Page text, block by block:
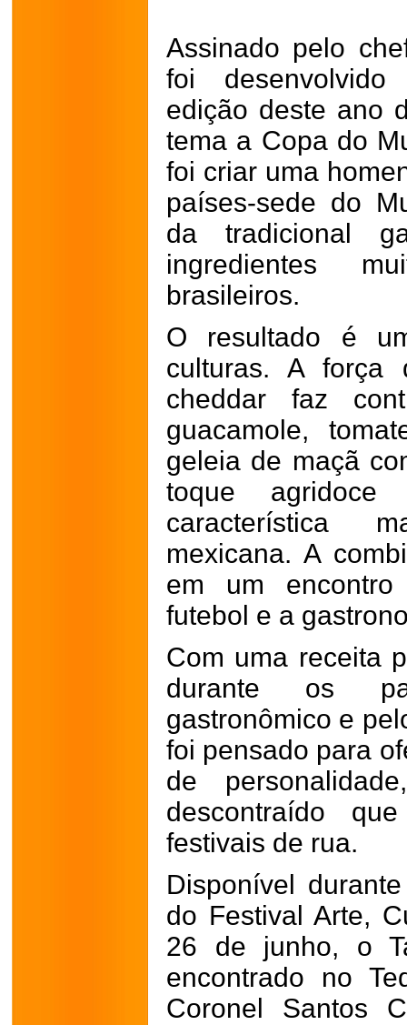
Assinado pelo
foi
edição deste ano
tema a Copa do
foi criar uma
países-sede do
da tradicional
ingredientes
brasileiros.
O resultado é
culturas. A
cheddar faz
guacamole,
geleia de maçã
toque agridoce
característica
mexicana. A
em um
futebol e a
Com uma receita
durante os
gastronômico e
foi pensado para
de
descontraído
festivais de rua.
Disponível
do Festival Arte,
26 de junho, o
encontrado no
Coronel Santos